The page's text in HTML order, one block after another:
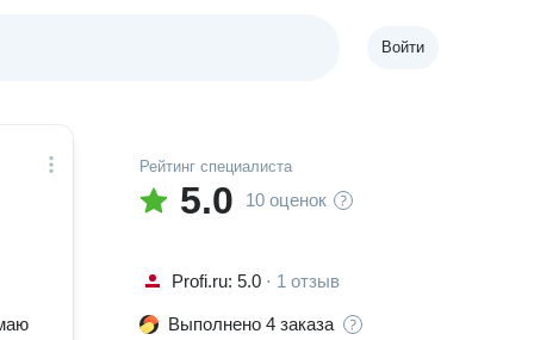
Войти
Рейтинг специалиста
5.0 10 оценок
Profi.ru: 5.0 ⋅ 1 отзыв
Выполнено 4 заказа